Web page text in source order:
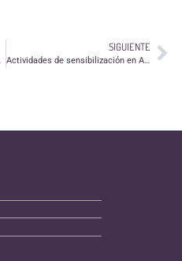
por el DIV
SIGUIENTE
Actividades de sensibilización en Alagón